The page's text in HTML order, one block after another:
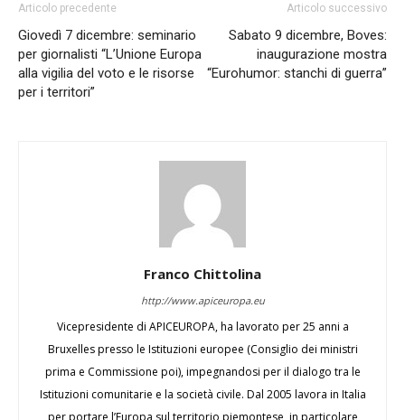
Articolo precedente
Giovedì 7 dicembre: seminario
per giornalisti “L’Unione Europa
alla vigilia del voto e le risorse
per i territori”
Articolo successivo
Sabato 9 dicembre, Boves:
inaugurazione mostra
“Eurohumor: stanchi di guerra”
Franco Chittolina
http://www.apiceuropa.eu
Vicepresidente di APICEUROPA, ha lavorato per 25 anni a
Bruxelles presso le Istituzioni europee (Consiglio dei ministri
prima e Commissione poi), impegnandosi per il dialogo tra le
Istituzioni comunitarie e la società civile. Dal 2005 lavora in Italia
per portare l’Europa sul territorio piemontese, in particolare